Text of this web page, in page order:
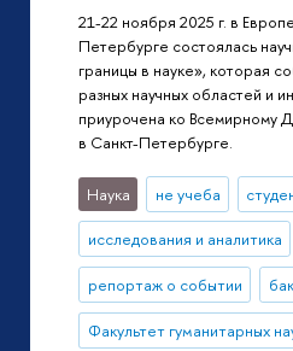
21-22 ноября 2025 г. в
Петербурге состоялась
границы в науке», которая
разных научных областей и
приурочена ко
в Санкт-Петербурге.
Наука не учеба
исследования и аналитика
репортаж о событии
Факультет гуманитарных